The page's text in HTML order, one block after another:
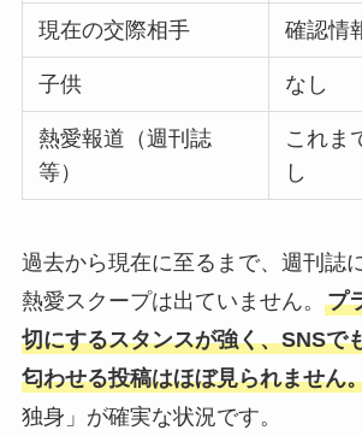
現在の交際相手 確認情
子供 なし
熱愛報道（週刊誌
等）
これま
し
過去から現在に至るまで、週刊誌
熱愛スクープは出ていません。 プ
切にするスタンスが強く、SNSで
匂わせる投稿はほぼ見られません
独身」が確実な状況です。